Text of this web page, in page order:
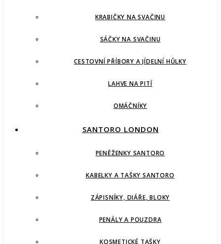
KRABIČKY NA SVAČINU
SÁČKY NA SVAČINU
CESTOVNÍ PŘÍBORY A JÍDELNÍ HŮLKY
LAHVE NA PITÍ
OMÁČNÍKY
SANTORO LONDON
PENĚŽENKY SANTORO
KABELKY A TAŠKY SANTORO
ZÁPISNÍKY, DIÁŘE, BLOKY
PENÁLY A POUZDRA
KOSMETICKÉ TAŠKY